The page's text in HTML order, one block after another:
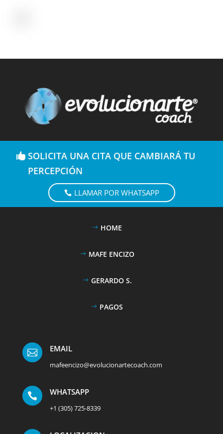
SOLICITA UNA CITA QUE CAMBIARÁ TU
PERCEPCIÓN
LLAMAR POR WHATSAPP
HOME
MAFE ENCIZO
GERARDO S.
PAGOS
 EMAIL
mafeencizo@evolucionartecoach.com
 WHATSAPP
+1 (305) 725-8339